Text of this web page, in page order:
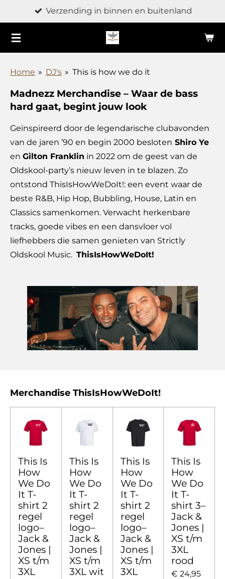
direct
naar
de
hoofdinhoud
Verzending in binnen en buitenland
Home » DJ's » This is how we do it
Madnezz Merchandise – Waar de bass
hard gaat, begint jouw look
Geïnspireerd door de legendarische clubavonden
van de jaren ’90 en begin 2000 besloten Shiro Ye
en Gilton Franklin in 2022 om de geest van de
Oldskool-party’s nieuw leven in te blazen. Zo
ontstond ThisIsHowWeDoIt!: een event waar de
beste R&B, Hip Hop, Bubbling, House, Latin en
Classics samenkomen. Verwacht herkenbare
tracks, goede vibes en een dansvloer vol
liefhebbers die samen genieten van Strictly
Oldskool Music. ThisIsHowWeDoIt!
Merchandise ThisIsHowWeDoIt!
This Is
How
We Do
It T-
shirt 2
regel
logo–
Jack &
Jones |
XS t/m
3XL
This Is
How
We Do
It T-
shirt 2
regel
logo–
Jack &
Jones |
XS t/m
3XL wit
This Is
How
We Do
It T-
shirt 2
regel
logo–
Jack &
Jones |
XS t/m
3XL
This Is
How
We Do
It T-
shirt 3–
Jack &
Jones |
XS t/m
3XL
rood
€ 24,95